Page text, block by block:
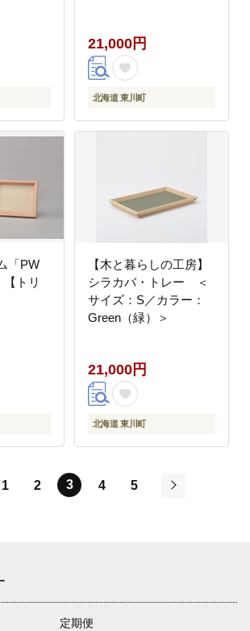
21,000円
北海道 東川町
「PW
トリ
【木と暮らしの工房】
シラカバ・トレー ＜
サイズ：S／カラー：
Green（緑）＞
21,000円
北海道 東川町
1 2 3 4
5
定期便